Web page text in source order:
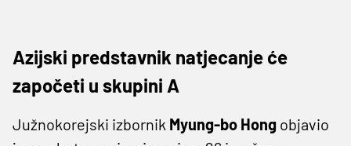
Azijski predstavnik natjecanje će
započeti u skupini A
Južnokorejski izbornik Myung-bo Hong objavio